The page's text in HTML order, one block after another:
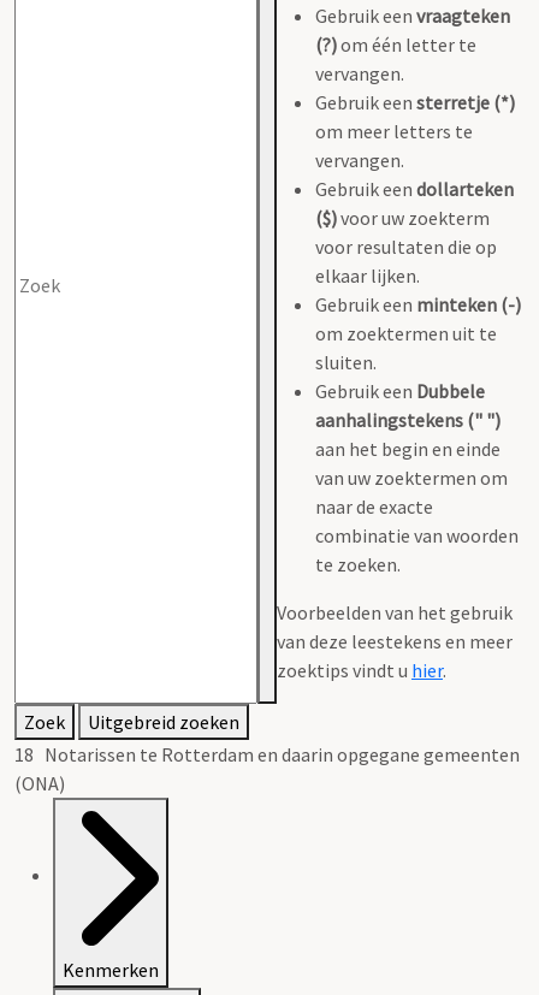
Gebruik een vraagteken
(?)om één letter te
vervangen.
Gebruik een sterretje (*)
om meer letters te
vervangen.
Gebruik een dollarteken
($)voor uw zoekterm
voor resultaten die op
elkaar lijken.
Gebruik een minteken (-)
om zoektermen uit te
sluiten.
Gebruik een Dubbele
aanhalingstekens (" ")
aan het begin en einde
van uw zoektermen om
naar de exacte
combinatie van woorden
te zoeken.
Voorbeelden van het gebruik
van deze leestekens en meer
zoektips vindt u hier.
Zoek
Uitgebreid zoeken
18 Notarissen te Rotterdam en daarin opgegane gemeenten
(ONA)
Kenmerken